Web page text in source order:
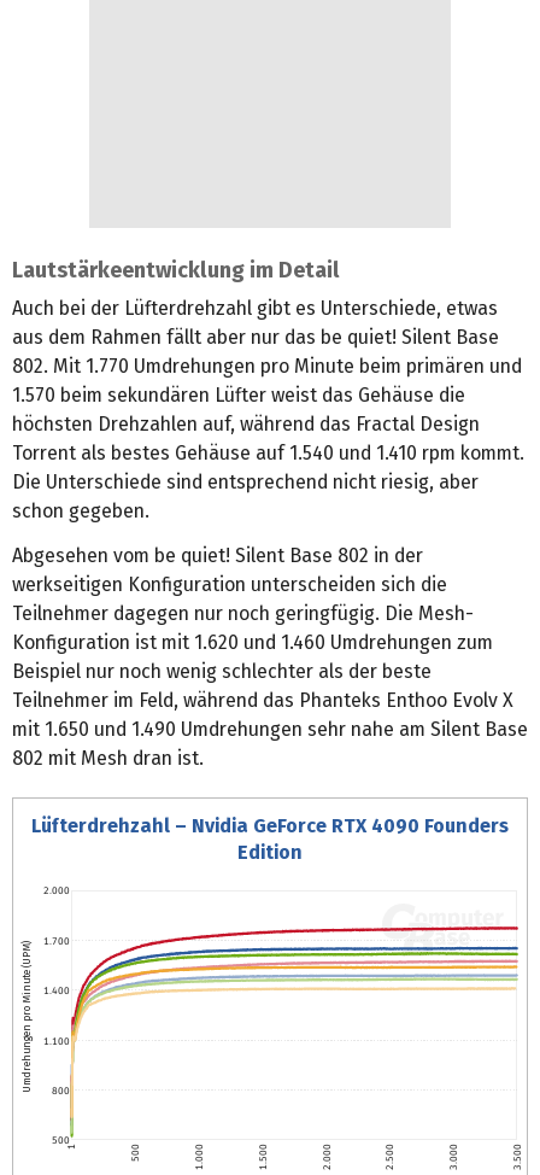
Lautstärkeentwicklung im Detail
Auch bei der Lüfterdrehzahl gibt es Unterschiede, etwas
aus dem Rahmen fällt aber nur das be quiet! Silent Base
802. Mit 1.770 Umdrehungen pro Minute beim primären und
1.570 beim sekundären Lüfter weist das Gehäuse die
höchsten Drehzahlen auf, während das Fractal Design
Torrent als bestes Gehäuse auf 1.540 und 1.410 rpm kommt.
Die Unterschiede sind entsprechend nicht riesig, aber
schon gegeben.
Abgesehen vom be quiet! Silent Base 802 in der
werkseitigen Konfiguration unterscheiden sich die
Teilnehmer dagegen nur noch geringfügig. Die Mesh-
Konfiguration ist mit 1.620 und 1.460 Umdrehungen zum
Beispiel nur noch wenig schlechter als der beste
Teilnehmer im Feld, während das Phanteks Enthoo Evolv X
mit 1.650 und 1.490 Umdrehungen sehr nahe am Silent Base
802 mit Mesh dran ist.
Lüfterdrehzahl – Nvidia GeForce RTX 4090 Founders
Edition
500
800
1.100
1.400
1.700
2.000
Umdrehungen pro Minute (UPM)
1 500 1.000 1.500 2.000 2.500 3.000 3.500